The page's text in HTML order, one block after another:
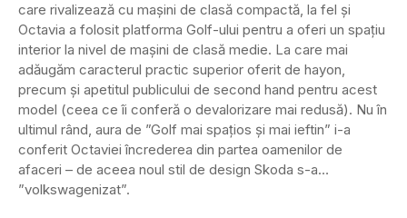
care rivalizează cu mașini de clasă compactă, la fel și
Octavia a folosit platforma Golf-ului pentru a oferi un spațiu
interior la nivel de mașini de clasă medie. La care mai
adăugăm caracterul practic superior oferit de hayon,
precum și apetitul publicului de second hand pentru acest
model (ceea ce îi conferă o devalorizare mai redusă). Nu în
ultimul rând, aura de ”Golf mai spațios și mai ieftin” i-a
conferit Octaviei încrederea din partea oamenilor de
afaceri – de aceea noul stil de design Skoda s-a…
”volkswagenizat”.